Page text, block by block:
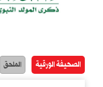
الصحيفة الورقية الملحق